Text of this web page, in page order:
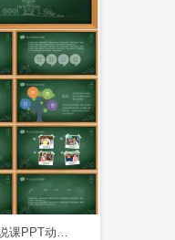
创意黑板粉笔教师公开课说课PPT动态模板